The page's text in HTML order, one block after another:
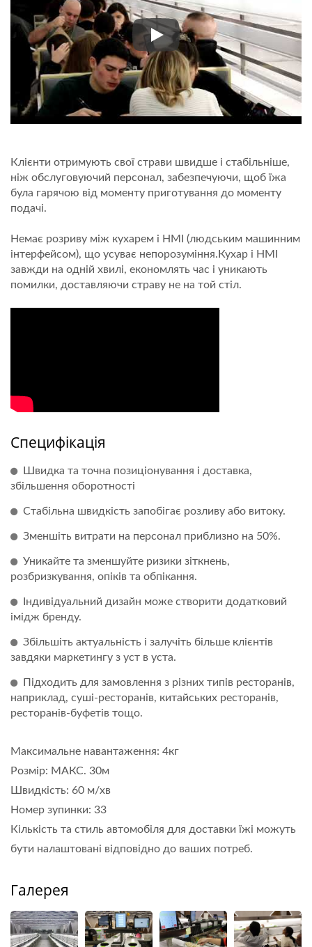
ШЛЯХ СУШІ
Клієнти отримують свої страви швидше і стабільніше,
ніж обслуговуючий персонал, забезпечуючи, щоб їжа
була гарячою від моменту приготування до моменту
подачі.
Немає розриву між кухарем і HMI (людським машинним
інтерфейсом), що усуває непорозуміння.Кухар і HMI
завжди на одній хвилі, економлять час і уникають
помилки, доставляючи страву не на той стіл.
Специфікація
Швидка та точна позиціонування і доставка,
збільшення оборотності
Стабільна швидкість запобігає розливу або витоку.
Зменшіть витрати на персонал приблизно на 50%.
Уникайте та зменшуйте ризики зіткнень,
розбризкування, опіків та обпікання.
Індивідуальний дизайн може створити додатковий
імідж бренду.
Збільшіть актуальність і залучіть більше клієнтів
завдяки маркетингу з уст в уста.
Підходить для замовлення з різних типів ресторанів,
наприклад, суші-ресторанів, китайських ресторанів,
ресторанів-буфетів тощо.
Максимальне навантаження: 4кг
Розмір: МАКС. 30м
Швидкість: 60 м/хв
Номер зупинки: 33
Кількість та стиль автомобіля для доставки їжі можуть
бути налаштовані відповідно до ваших потреб.
Галерея